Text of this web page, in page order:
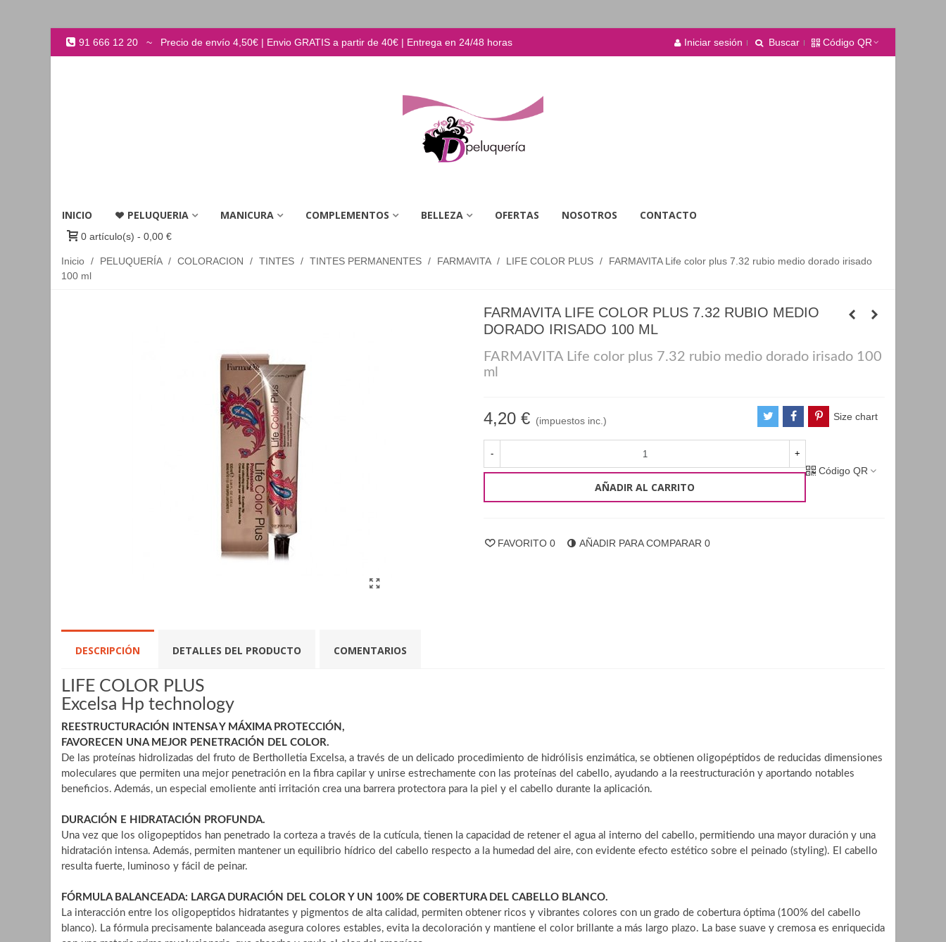
91 666 12 20 ~ Precio de envío 4,50€ | Envio GRATIS a partir de 40€ | Entrega en 24/48 horas Iniciar sesión Buscar Código QR
INICIO PELUQUERIA MANICURA COMPLEMENTOS BELLEZA OFERTAS NOSOTROS CONTACTO
0 artículo(s) - 0,00 €
Inicio / PELUQUERÍA / COLORACION / TINTES / TINTES PERMANENTES / FARMAVITA / LIFE COLOR PLUS /
FARMAVITA Life color plus 7.32 rubio medio dorado irisado
100 ml
FARMAVITA LIFE COLOR PLUS 7.32 RUBIO MEDIO
DORADO IRISADO 100 ML
FARMAVITA Life color plus 7.32 rubio medio dorado irisado 100
ml
4,20 € (impuestos inc.) Size chart
- +
AÑADIR AL CARRITO
Código QR
FAVORITO 0 AÑADIR PARA COMPARAR 0
DESCRIPCIÓN DETALLES DEL PRODUCTO COMENTARIOS
LIFE COLOR PLUS
Excelsa Hp technology
REESTRUCTURACIÓN INTENSA Y MÁXIMA PROTECCIÓN,
FAVORECEN UNA MEJOR PENETRACIÓN DEL COLOR.
De las proteínas hidrolizadas del fruto de Bertholletia Excelsa, a través de un delicado procedimiento de hidrólisis enzimática, se obtienen oligopéptidos de reducidas dimensiones
moleculares que permiten una mejor penetración en la fibra capilar y unirse estrechamente con las proteínas del cabello, ayudando a la reestructuración y aportando notables
beneficios. Además, un especial emoliente anti irritación crea una barrera protectora para la piel y el cabello durante la aplicación.
DURACIÓN E HIDRATACIÓN PROFUNDA.
Una vez que los oligopeptidos han penetrado la corteza a través de la cutícula, tienen la capacidad de retener el agua al interno del cabello, permitiendo una mayor duración y una
hidratación intensa. Además, permiten mantener un equilibrio hídrico del cabello respecto a la humedad del aire, con evidente efecto estético sobre el peinado (styling). El cabello
resulta fuerte, luminoso y fácil de peinar.
FÓRMULA BALANCEADA: LARGA DURACIÓN DEL COLOR Y UN 100% DE COBERTURA DEL CABELLO BLANCO.
La interacción entre los oligopeptidos hidratantes y pigmentos de alta calidad, permiten obtener ricos y vibrantes colores con un grado de cobertura óptima (100% del cabello
blanco). La fórmula precisamente balanceada asegura colores estables, evita la decoloración y mantiene el color brillante a más largo plazo. La base suave y cremosa es enriquecida